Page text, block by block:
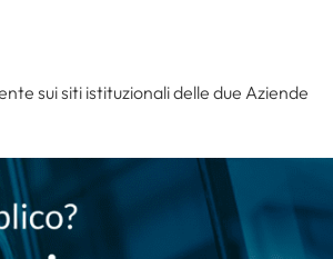
sui siti istituzionali delle due Aziende